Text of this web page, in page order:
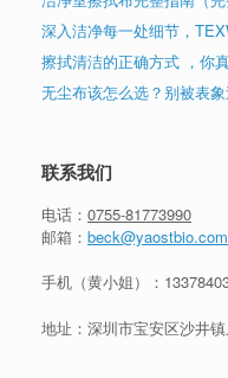
深入洁净每一处细节，
擦拭清洁的正确方式 ，你
无尘布该怎么选？别被表
联系我们
电话： 0755-81773990
邮箱： beck@yaostbio.com
手机（黄小姐）：
地址：深圳市宝安区沙井